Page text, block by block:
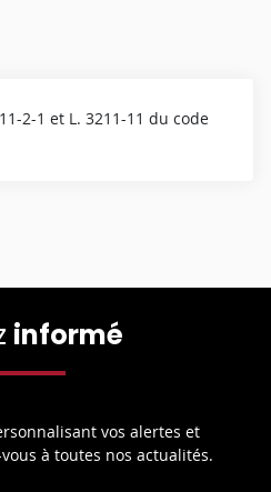
2-1 et L. 3211-11 du code
informé
vos alertes et
à toutes nos actualités.